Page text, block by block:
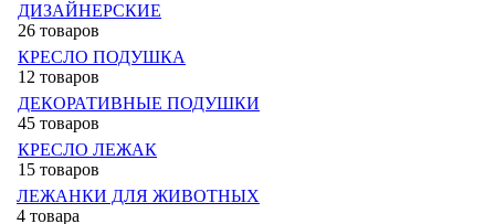
ДИЗАЙНЕРСКИЕ
26 товаров
КРЕСЛО ПОДУШКА
12 товаров
ДЕКОРАТИВНЫЕ ПОДУШКИ
45 товаров
КРЕСЛО ЛЕЖАК
15 товаров
ЛЕЖАНКИ ДЛЯ ЖИВОТНЫХ
4 товара